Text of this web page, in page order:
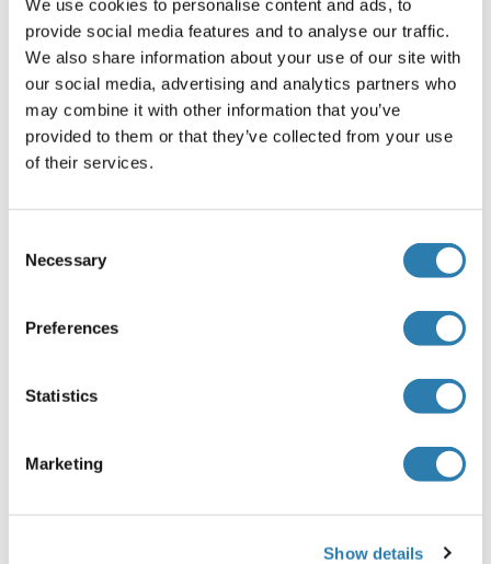
We use cookies to personalise content and ads, to
provide social media features and to analyse our traffic.
We also share information about your use of our site with
our social media, advertising and analytics partners who
may combine it with other information that you’ve
provided to them or that they’ve collected from your use
of their services.
Selection
Necessary
Preferences
Statistics
Marketing
Show details
Indications d'application
Approved: WB (0.2 - 1 μg/mL)
Usage: Western Blot: Suggested dilution at 1 μg/mL in 5 %
skim milk / PBS buffer, and HRP conjugated anti-Rabbit
IgG should be diluted in 1: 50,000 - 100,000 as secondary
antibody.
Commentaires
For Research Use only
Stockage
Lyophilized
Reconstitution